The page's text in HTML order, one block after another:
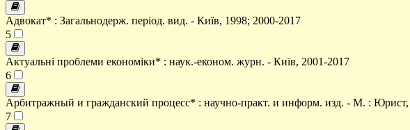
Адвокат* : Загальнодерж. період. вид. - Київ, 1998; 2000-2017
5
Актуальні проблеми економіки* : наук.-економ. журн. - Київ, 2001-2017
6
Арбитражный и гражданский процесс* : научно-практ. и информ. изд. - М. : Юрист,
7